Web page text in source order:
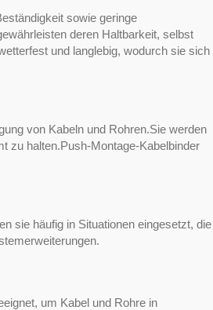
sowie geringe
deren Haltbarkeit, selbst
und langlebig, wodurch sie sich
von Kabeln und Rohren.Sie werden
zu halten.Push-Montage-Kabelbinder
sie häufig in Situationen eingesetzt, die
um Kabel und Rohre in